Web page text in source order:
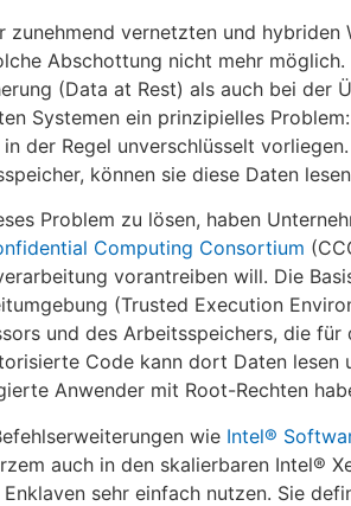
zunehmend vernetzten und
Abschottung nicht mehr
(Data at Rest) als auch bei der
Systemen ein prinzipielles
der Regel unverschlüsselt
können sie diese Daten
Problem zu lösen, haben
Computing Consortium
vorantreiben will. Die
(Trusted Execution
und des Arbeitsspeichers, die
Code kann dort Daten lesen
Anwender mit Root-Rechten
wie Intel®
auch in den skalierbaren Intel®
Enklaven sehr einfach nutzen. Sie